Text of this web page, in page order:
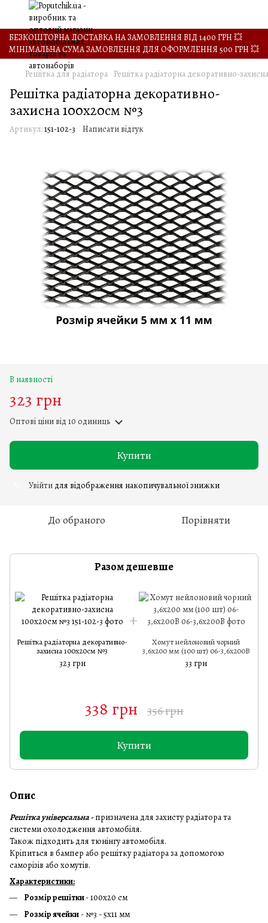
БЕЗКОШТОВНА ДОСТАВКА НА ЗАМОВЛЕННЯ ВІД 1400 ГРН 💥
МІНІМАЛЬНА СУМА ЗАМОВЛЕННЯ ДЛЯ ОФОРМЛЕННЯ 500 ГРН 💥
Решітка для радіатора Решітка радіаторна декоративно-
Решітка радіаторна декоративно-
захисна 100х20см №3
Артикул:151-102-3 Написати відгук
В наявності
323 грн
Оптові ціни від 10 одиниць
Купити
Увійти для відображення накопичувальної знижки
До обраного Порівняти
Разом дешевше
Решітка радіаторна декоративно-
захисна 100х20см №3
323 грн
Хомут нейлоновий чорний
3,6х200 мм (100 шт) 06-3,6х200B
33 грн
338 грн 356 грн
Купити
Опис
Решітка універсальна -призначена для захисту радіатора та
системи охолодження автомобіля.
Також підходить для тюнінгу автомобіля.
Кріпиться в бампер або решітку радіатора за допомогою
саморізів або хомутів.
Характеристики:
Розмір решітки- 100х20 см
Розмір ячейки - №3 - 5х11 мм